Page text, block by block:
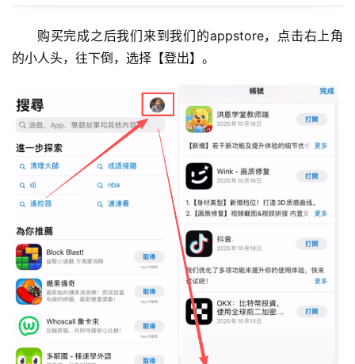
购买完成之后我们来到我们的appstore，点击右上角
的小人头，往下倒，选择【登出】。